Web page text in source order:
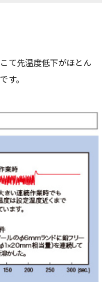
て先温度低下がほとん
す。